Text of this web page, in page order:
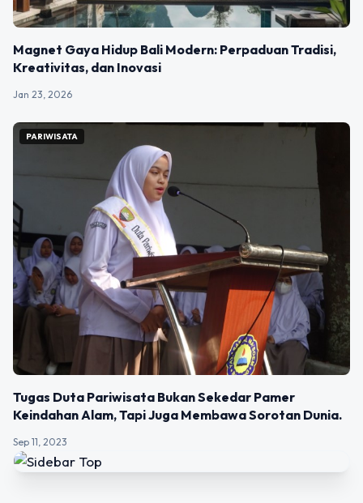
Magnet Gaya Hidup Bali Modern: Perpaduan Tradisi,
Kreativitas, dan Inovasi
Jan 23, 2026
PARIWISATA
Tugas Duta Pariwisata Bukan Sekedar Pamer
Keindahan Alam, Tapi Juga Membawa Sorotan Dunia.
Sep 11, 2023